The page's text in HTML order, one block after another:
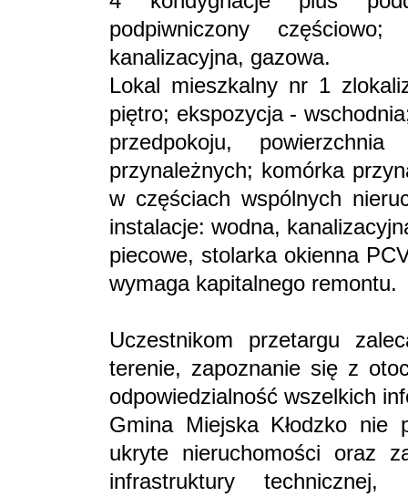
podpiwniczony
kanalizacyjna, gazowa.
Lokal mieszkalny nr 1
piętro; ekspozycja -
przedpokoju,
przynależnych; komórka
w częściach wspólnych
instalacje: wodna,
piecowe, stolarka okienna
wymaga kapitalnego remontu.
Uczestnikom przetargu
terenie, zapoznanie się z
odpowiedzialność wszelkich
Gmina Miejska Kłodzko nie
ukryte nieruchomości oraz
infrastruktury